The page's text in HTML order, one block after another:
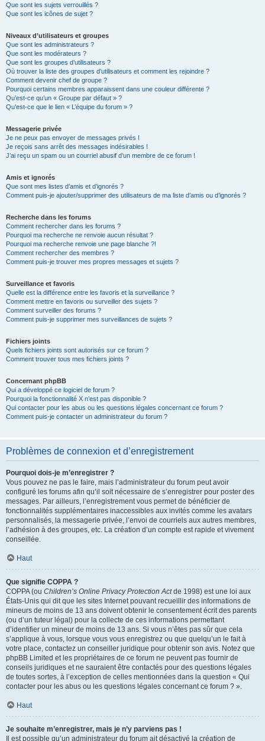
Que sont les sujets verrouillés ?
Que sont les icônes de sujet ?
Niveaux d’utilisateurs et groupes
Que sont les administrateurs ?
Que sont les modérateurs ?
Que sont les groupes d’utilisateurs ?
Où trouver la liste des groupes d’utilisateurs et comment les rejoindre ?
Comment devenir chef de groupe ?
Pourquoi certains membres apparaissent dans une couleur différente ?
Qu’est-ce qu’un « Groupe par défaut » ?
Qu’est-ce que le lien « L’équipe du forum » ?
Messagerie privée
Je ne peux pas envoyer de messages privés !
Je reçois sans arrêt des messages indésirables !
J’ai reçu un spam ou un courriel abusif d’un membre de ce forum !
Amis et ignorés
Que sont mes listes d’amis et d’ignorés ?
Comment puis-je ajouter/supprimer des utilisateurs de ma liste d’amis ou d’ignorés ?
Recherche dans les forums
Comment rechercher dans les forums ?
Pourquoi ma recherche ne renvoie aucun résultat ?
Pourquoi ma recherche renvoie une page blanche ?!
Comment rechercher des membres ?
Comment puis-je trouver mes propres messages et sujets ?
Surveillance et favoris
Quelle est la différence entre les favoris et la surveillance ?
Comment mettre en favoris ou surveiller des sujets ?
Comment surveiller des forums ?
Comment puis-je supprimer mes surveillances de sujets ?
Fichiers joints
Quels fichiers joints sont autorisés sur ce forum ?
Comment trouver tous mes fichiers joints ?
Concernant phpBB
Qui a développé ce logiciel de forum ?
Pourquoi la fonctionnalité X n’est pas disponible ?
Qui contacter pour les abus ou les questions légales concernant ce forum ?
Comment puis-je contacter un administrateur du forum ?
Problèmes de connexion et d’enregistrement
Pourquoi dois-je m’enregistrer ?
Vous pouvez ne pas le faire, mais l’administrateur du forum peut avoir
configuré les forums afin qu’il soit nécessaire de s’enregistrer pour poster des
messages. Par ailleurs, l’enregistrement vous permet de bénéficier de
fonctionnalités supplémentaires inaccessibles aux invités comme les avatars
personnalisés, la messagerie privée, l’envoi de courriels aux autres membres,
l’adhésion à des groupes, etc. La création d’un compte est rapide et vivement
conseillée.
Haut
Que signifie COPPA ?
COPPA (ou Children’s Online Privacy Protection Actde 1998) est une loi aux
États-Unis qui dit que les sites Internet pouvant recueillir des informations de
mineurs de moins de 13 ans doivent obtenir le consentement écrit des parents
(ou d’un tuteur légal) pour la collecte de ces informations permettant
d’identifier un mineur de moins de 13 ans. Si vous n’êtes pas sûr que cela
s’applique à vous, lorsque vous vous enregistrez ou que quelqu’un le fait à
votre place, contactez un conseiller juridique pour obtenir son avis. Notez que
phpBB Limited et les propriétaires de ce forum ne peuvent pas fournir de
conseils juridiques et ne sauraient être contactés pour des questions légales
de toutes sortes, à l’exception de celles mentionnées dans la question « Qui
contacter pour les abus ou les questions légales concernant ce forum ? ».
Haut
Je souhaite m’enregistrer, mais je n’y parviens pas !
Il est possible qu’un administrateur du forum ait désactivé la création de